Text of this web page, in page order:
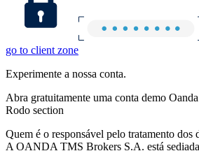
go to client zone
Experimente a nossa conta.
Abra gratuitamente uma conta demo
Rodo section
Quem é o responsável pelo tratamento dos
A OANDA TMS Brokers S.A. está